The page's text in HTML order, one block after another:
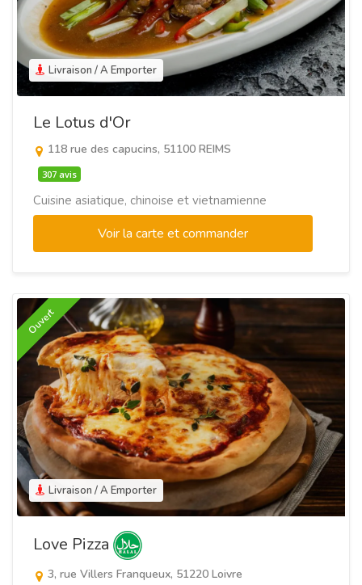
Livraison / A Emporter
Le Lotus d'Or
118 rue des capucins, 51100 REIMS
307 avis
Cuisine asiatique, chinoise et vietnamienne
Voir la carte et commander
Livraison / A Emporter
Ouvert
Love Pizza
3, rue Villers Franqueux, 51220 Loivre